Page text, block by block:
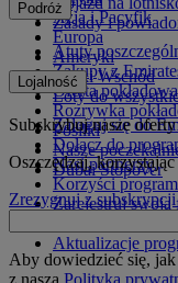
Zasady i
Azja i Pacyfik
Europa
Ameryki
Bliski Wschód
Loty do
Podróż
Atuty
Zakupy z
Oferta pokładowa
Rozrywka
Posiłki
Nasze
Dubai Stopover
Lojalność
Zaloguj się do
Dołącz do
Nasi partnerzy
Korzyści
Zarejestruj swoją
Zasady
Aktualizacje
Subskrybuj nasze
Oszczędzaj,
Zrezygnuj z
Aby dowiedzieć się,
z naszą Polityką